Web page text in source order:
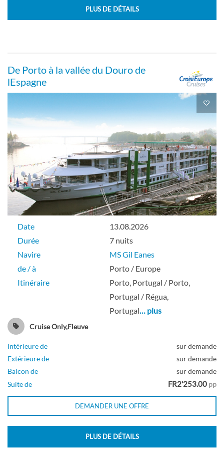
PLUS DE DÉTAILS
De Porto à la vallée du Douro de
lEspagne
Date
13.08.2026
Durée
7 nuits
Navire
MS Gil Eanes
de / à
Porto / Europe
Itinéraire
Porto, Portugal / Porto,
Portugal / Régua,
Portugal… plus
Cruise Only,Fleuve
Intérieure de
sur demande
Extérieure de
sur demande
Balcon de
sur demande
Suite de
FR2'253.00 pp
DEMANDER UNE OFFRE
PLUS DE DÉTAILS